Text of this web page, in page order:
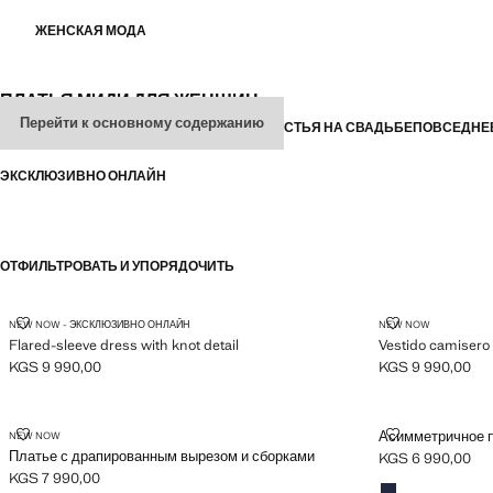
Перейти к основному содержанию
ЖЕНСКАЯ МОДА
ПЛАТЬЯ МИДИ ДЛЯ ЖЕНЩИН
ВСЕПЛАТЬЯКОМБИНЕЗОНЫВЕЧЕРНИЕ ГОСТЬЯ НА СВАДЬБЕ
ЭКСКЛЮЗИВНО ОНЛАЙН
ОТФИЛЬТРОВАТЬ И УПОРЯДОЧИТЬ
NEW NOW - ЭКСКЛЮЗИВНО ОНЛАЙН
Flared-sleeve dress with knot detail
FLARED-SLEEVE DRESS WITH KNOT DETAIL
Текущая цена [KGS 9 990,00 ]
KGS 9 990,00
NEW NOW
Vestido
VESTIDO
Текущая цена
KGS 9 990,00
NEW NOW
Платье с драпированным вырезом и сборками
ПЛАТЬЕ С ДРАПИРОВАННЫМ ВЫРЕЗОМ И СБОРКАМИ
Текущая цена [KGS 7 990,00 ]
KGS 7 990,00
Асимметричное
Текущая цена
KGS 6 990,00
Цвета
Синий